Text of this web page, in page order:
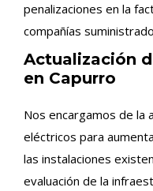
penalizaciones en la
compañías
Actualización
en Capurro
Nos encargamos de la
eléctricos para
las instalaciones
evaluación de la